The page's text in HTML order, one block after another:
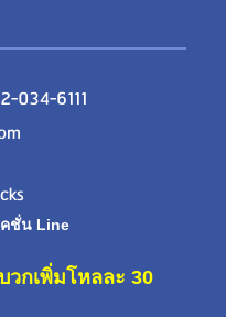
034-6111
คชั่น Line
วกเพิ่มโหลละ 30